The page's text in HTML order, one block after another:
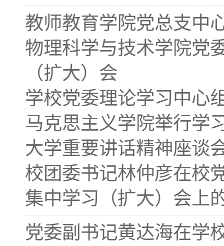
教师教育学院党总支中
物理科学与技术学院党
（扩大）会
学校党委理论学习中心
马克思主义学院举行学
大学重要讲话精神座谈
校团委书记林仲彦在校
集中学习（扩大）会上
党委副书记黄达海在学